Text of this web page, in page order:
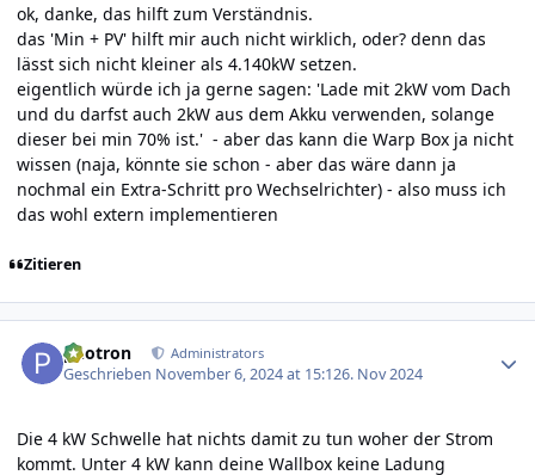
ok, danke, das hilft zum Verständnis.
das 'Min + PV' hilft mir auch nicht wirklich, oder? denn das
lässt sich nicht kleiner als 4.140kW setzen.
eigentlich würde ich ja gerne sagen: 'Lade mit 2kW vom Dach
und du darfst auch 2kW aus dem Akku verwenden, solange
dieser bei min 70% ist.' - aber das kann die Warp Box ja nicht
wissen (naja, könnte sie schon - aber das wäre dann ja
nochmal ein Extra-Schritt pro Wechselrichter) - also muss ich
das wohl extern implementieren
Zitieren
photron Administrators
Geschrieben November 6, 2024 at 15:126. Nov 2024
Die 4 kW Schwelle hat nichts damit zu tun woher der Strom
kommt. Unter 4 kW kann deine Wallbox keine Ladung